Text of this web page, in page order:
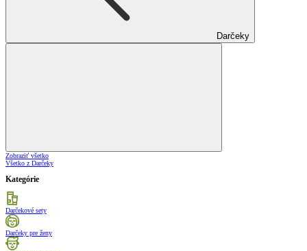
Darčeky
Zobraziť všetko
Všetko z Darčeky
Kategórie
Darčekové sety
Darčeky pre ženy